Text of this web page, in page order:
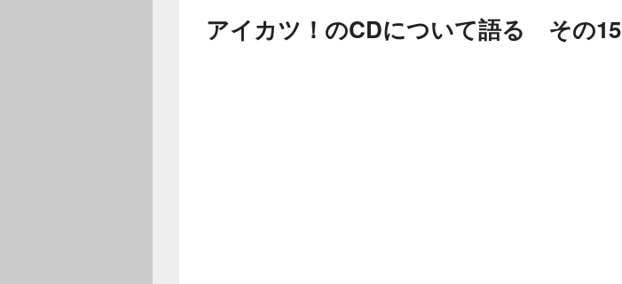
アイカツ！のCDについて語る その15